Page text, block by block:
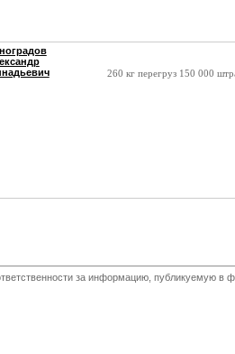
260 кг перегруз 150 000
за информацию, публикуемую